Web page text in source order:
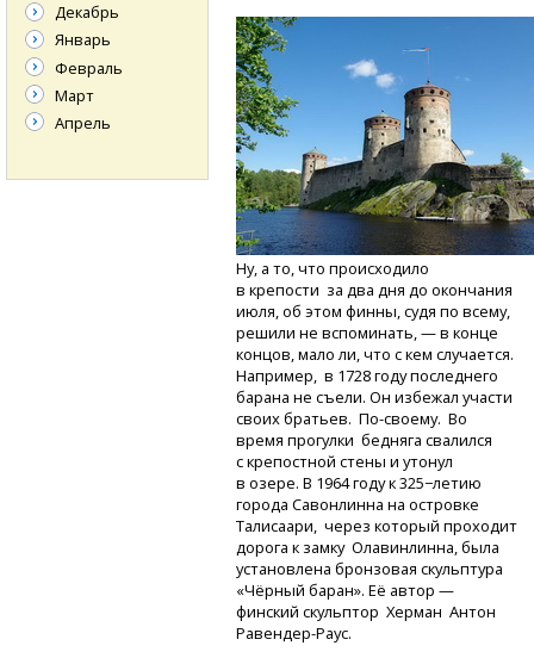
Ну, а то, что происходило
в крепости за два дня до окончания
июля, об этом финны, судя по всему,
решили не вспоминать, — в конце
концов, мало ли, что с кем случается.
Например, в 1728 году последнего
барана не съели. Он избежал участи
своих братьев.По-своему. Во
время прогулки бедняга свалился
с крепостной стены и утонул
в озере. В 1964 году к 325−летию
города Савонлинна на островке
Талисаари, через который проходит
дорога к замку Олавинлинна, была
установлена бронзовая скульптура
«Чёрный баран». Её автор —
финский скульптор Херман Антон
Равендер-Раус.
Декабрь
Январь
Февраль
Март
Апрель